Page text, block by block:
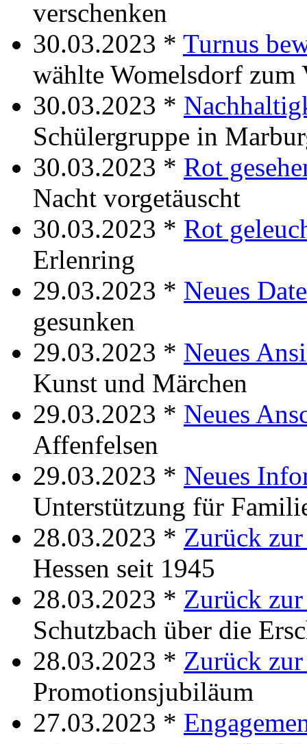
verschenken
30.03.2023 * Turnus
wählte Womelsdorf zum
30.03.2023 *
Schülergruppe in
30.03.2023 * Rot
Nacht vorgetäuscht
30.03.2023 * Rot
Erlenring
29.03.2023 * Neues
gesunken
29.03.2023 * Neues
Kunst und Märchen
29.03.2023 * Neues
Affenfelsen
29.03.2023 * Neues
Unterstützung für
28.03.2023 * Zurück
Hessen seit 1945
28.03.2023 * Zurück
Schutzbach über die
28.03.2023 * Zurück
Promotionsjubiläum
27.03.2023 *